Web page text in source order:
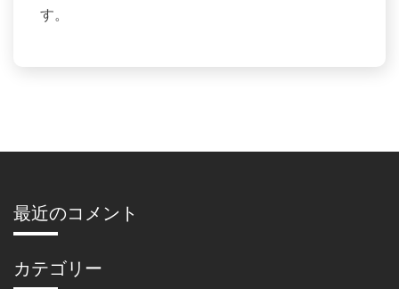
す。
最近のコメント
カテゴリー